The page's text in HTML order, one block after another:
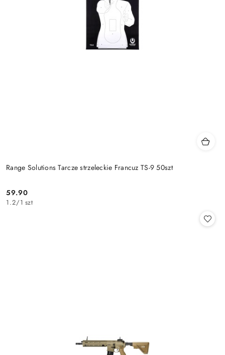
Range Solutions Tarcze strzeleckie Francuz TS-9 50szt
Cena:
59.90
1.2/1 szt